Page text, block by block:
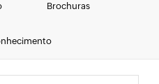
Brochuras